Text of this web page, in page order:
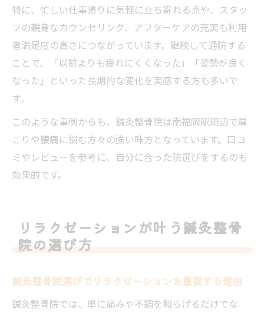
特に、忙しい仕事帰りに気軽に立ち寄れる点や、スタッ
フの親身なカウンセリング、アフターケアの充実も利用
者満足度の高さにつながっています。継続して通院する
ことで、「以前よりも疲れにくくなった」「姿勢が良く
なった」といった長期的な変化を実感する方も多いで
す。
このような事例からも、鍼灸整骨院は南福岡駅周辺で肩
こりや腰痛に悩む方々の強い味方となっています。口コ
ミやレビューを参考に、自分に合った院選びをするのも
効果的です。
リラクゼーションが叶う鍼灸整骨
院の選び方
鍼灸整骨院選びでリラクゼーションを重視する理由
鍼灸整骨院では、単に痛みや不調を和らげるだけでな